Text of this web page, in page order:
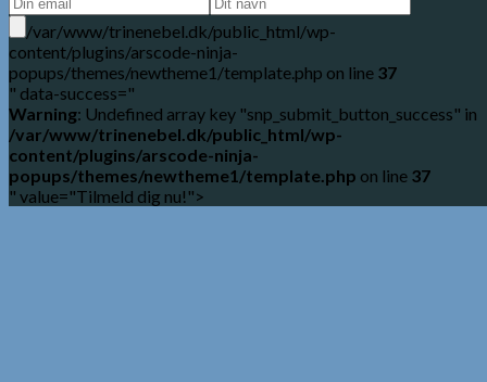
/var/www/trinenebel.dk/public_html/wp-
content/plugins/arscode-ninja-
popups/themes/newtheme1/template.php on line 37
" data-success="
Warning: Undefined array key "snp_submit_button_success" in
/var/www/trinenebel.dk/public_html/wp-
content/plugins/arscode-ninja-
popups/themes/newtheme1/template.php on line 37
" value="Tilmeld dig nu!">